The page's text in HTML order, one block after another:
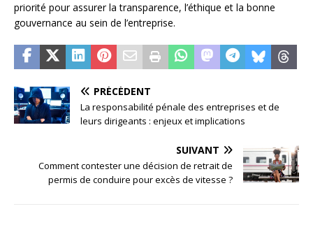
priorité pour assurer la transparence, l’éthique et la bonne
gouvernance au sein de l’entreprise.
PRÉCÉDENT
La responsabilité pénale des entreprises et de
leurs dirigeants : enjeux et implications
SUIVANT
Comment contester une décision de retrait de
permis de conduire pour excès de vitesse ?